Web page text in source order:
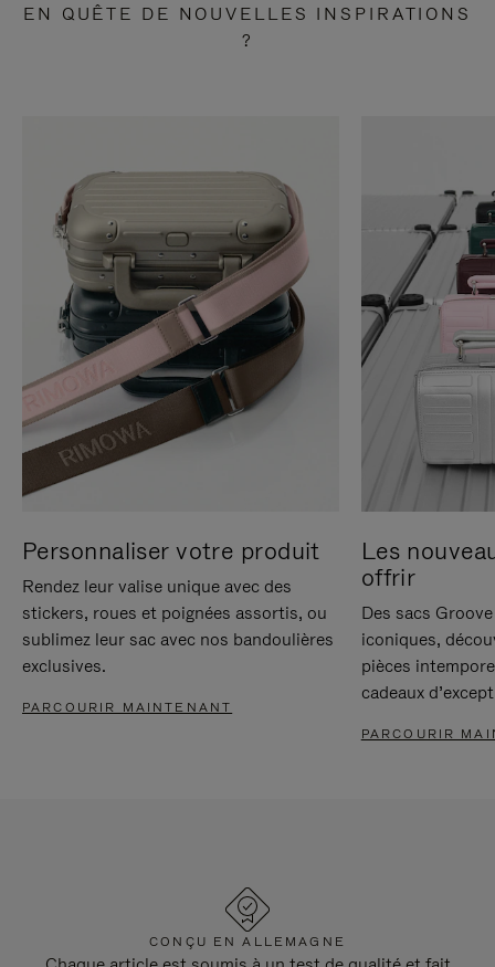
EN QUÊTE DE NOUVELLES INSPIRATIONS
?
Personnaliser votre produit
Rendez leur valise unique avec des
stickers, roues et poignées assortis, ou
sublimez leur sac avec nos bandoulières
exclusives.
PARCOURIR MAINTENANT
Les
offrir
Des sacs
iconiques,
pièces
cadeaux
PARCOURIR
CONÇU EN ALLEMAGNE